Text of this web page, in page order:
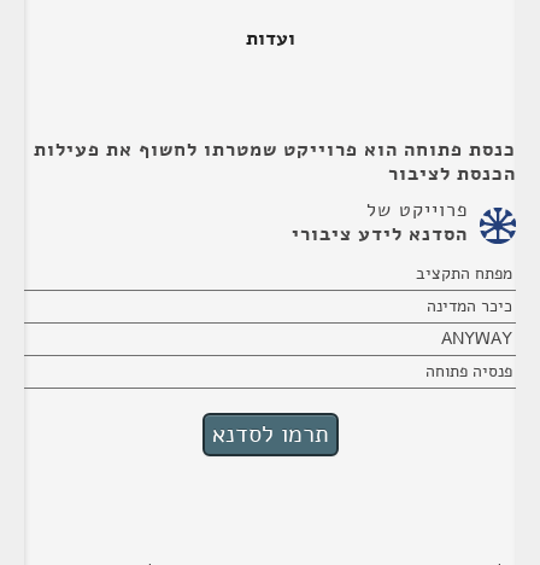
ועדות
כנסת פתוחה הוא פרוייקט שמטרתו לחשוף את פעילות
הכנסת לציבור
פרוייקט של
הסדנא לידע ציבורי
מפתח התקציב
כיכר המדינה
ANYWAY
פנסיה פתוחה